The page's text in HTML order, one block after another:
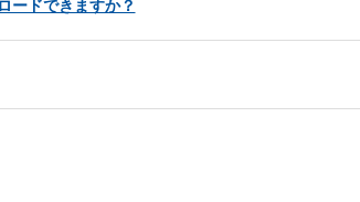
ードできますか？